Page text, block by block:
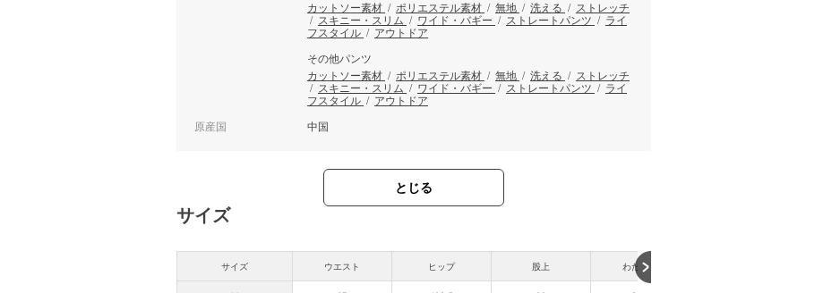
カットソー素材 / ポリエステル素材 / 無地 / 洗える / ストレッチ
/ スキニー・スリム / ワイド・バギー / ストレートパンツ / ライ
フスタイル / アウトドア
その他パンツ
カットソー素材 / ポリエステル素材 / 無地 / 洗える / ストレッチ
/ スキニー・スリム / ワイド・バギー / ストレートパンツ / ライ
フスタイル / アウトドア
原産国 中国
とじる
サイズ
サイズ ウエスト ヒップ 股上 わたり幅